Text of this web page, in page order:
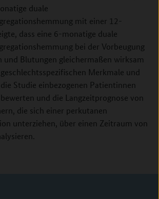
duale
mit einer 12-
dass eine 6-monatige duale
bei der Vorbeugung
und Blutungen gleichermaßen wirksam
Merkmale und
Studie einbezogenen Patientinnen
und die Langzeitprognose von
die sich einer perkutanen
unterziehen, über einen Zeitraum von